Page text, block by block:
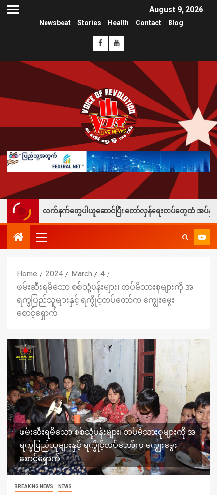
August 9, 2026
Newsbeat Stories Health Contact Blog
လက်နက်တွေပါယူဆောင်ပြီး တော်လှန်ရေးတပ်တွေထံ အပ်နှံလို့ သိန်းတစ်ရာ
Home 2024 March
4
ဖမ်းဆီးရမိသော စစ်သုံ့ပန်းများ၊ တပ်မိသားစုများကို အ
ရက္ခပြည်သူများနှင့် ရက္ခိုင့်တပ်တော်က ကျွေးမွေး
စောင့်ရှောက်
ဖမ်းဆီးရမိသော စစ်သုံ့ပန်းများ၊ တပ်မိသားစုများကို အ
ရက္ခပြည်သူများနှင့် ရက္ခိုင့်တပ်တော်က ကျွေးမွေး
စောင့်ရှောက်
BREAKING NEWS NEWS